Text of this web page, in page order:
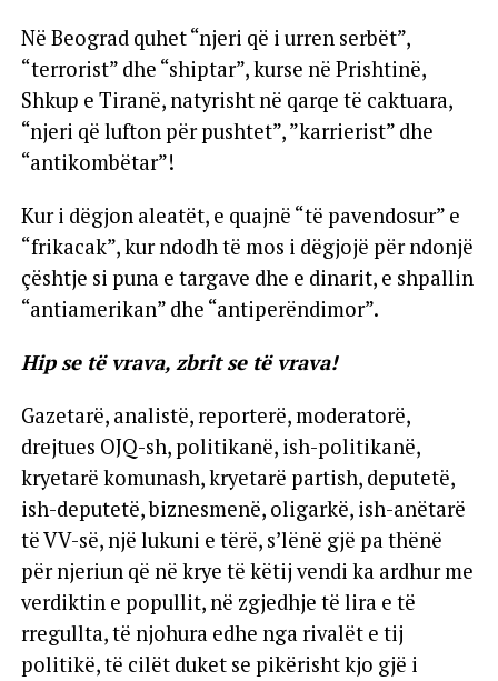
Në Beograd quhet “njeri që i urren serbët”,
“terrorist” dhe “shiptar”, kurse në Prishtinë,
Shkup e Tiranë, natyrisht në qarqe të caktuara,
“njeri që lufton për pushtet”, ”karrierist” dhe
“antikombëtar”!
Kur i dëgjon aleatët, e quajnë “të pavendosur” e
“frikacak”, kur ndodh të mos i dëgjojë për ndonjë
çështje si puna e targave dhe e dinarit, e shpallin
“antiamerikan” dhe “antiperëndimor”.
Hip se të vrava, zbrit se të vrava!
Gazetarë, analistë, reporterë, moderatorë,
drejtues OJQ-sh, politikanë, ish-politikanë,
kryetarë komunash, kryetarë partish, deputetë,
ish-deputetë, biznesmenë, oligarkë, ish-anëtarë
të VV-së, një lukuni e tërë, s’lënë gjë pa thënë
për njeriun që në krye të këtij vendi ka ardhur me
verdiktin e popullit, në zgjedhje të lira e të
rregullta, të njohura edhe nga rivalët e tij
politikë, të cilët duket se pikërisht kjo gjë i